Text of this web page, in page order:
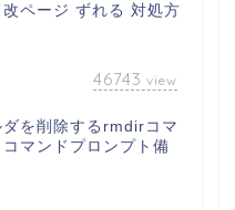
改ページ ずれる 対処方
46743 view
ダを削除するrmdirコマ
マンドプロンプト備